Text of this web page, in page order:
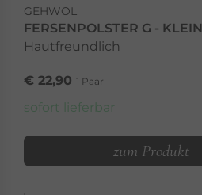
GEHWOL
FERSENPOLSTER G - KLEIN
Hautfreundlich
€ 22,90 1 Paar
sofort lieferbar
zum Produkt